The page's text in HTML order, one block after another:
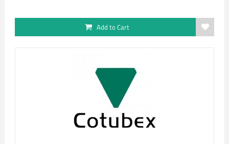
Add to Cart